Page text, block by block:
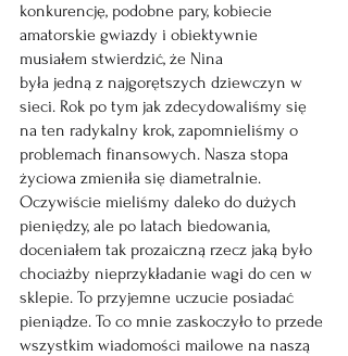
konkurencję, podobne pary, kobiecie
amatorskie gwiazdy i obiektywnie
musiałem stwierdzić, że Nina
była jedną z najgorętszych dziewczyn w
sieci. Rok po tym jak zdecydowaliśmy się
na ten radykalny krok, zapomnieliśmy o
problemach finansowych. Nasza stopa
życiowa zmieniła się diametralnie.
Oczywiście mieliśmy daleko do dużych
pieniędzy, ale po latach biedowania,
doceniałem tak prozaiczną rzecz jaką było
chociażby nieprzykładanie wagi do cen w
sklepie. To przyjemne uczucie posiadać
pieniądze. To co mnie zaskoczyło to przede
wszystkim wiadomości mailowe na naszą